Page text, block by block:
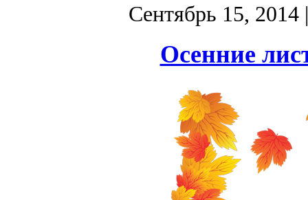
Сентябрь 15, 2014
Осенние